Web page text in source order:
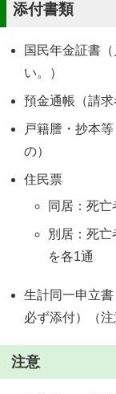
添付書類
国民年金証書
い。）
預金通帳（請求
戸籍謄・抄本
の）
住民票
同居：死
別居：死
を各1通
生計同一申立
必ず添付）（注
注意